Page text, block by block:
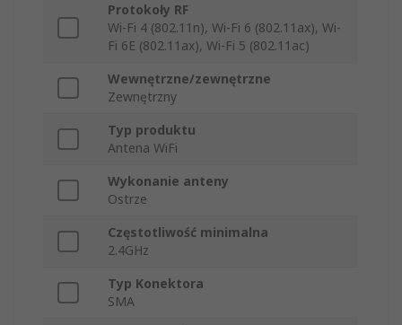
Protokoły RF
Wi-Fi 4 (802.11n), Wi-Fi 6 (802.11ax), Wi-
Fi 6E (802.11ax), Wi-Fi 5 (802.11ac)
Wewnętrzne/zewnętrzne
Zewnętrzny
Typ produktu
Antena WiFi
Wykonanie anteny
Ostrze
Częstotliwość minimalna
2.4GHz
Typ Konektora
SMA